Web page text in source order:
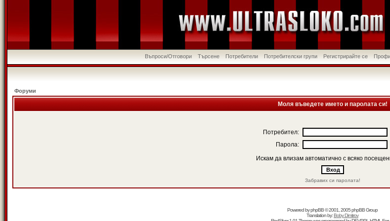
Въпроси/Отговори Търсене Потребители Потребителски групи Регистрирайте се
Форуми
Моля въведете името и паролата си!
Потребител:
Парола:
Искам да влизам автоматично с всяко
Забравих си паролата!
Powered byphpBB© 2001, 2005 phpBB Group
Translation by:Boby Dimitrov